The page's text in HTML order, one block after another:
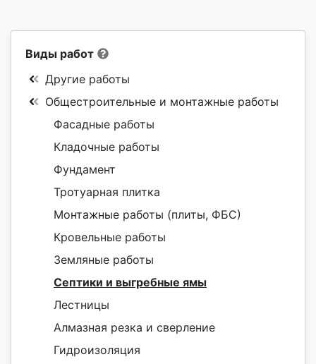
Виды работ
Другие работы
Общестроительные и монтажные работы
Фасадные работы
Кладочные работы
Фундамент
Тротуарная плитка
Монтажные работы (плиты, ФБС)
Кровельные работы
Земляные работы
Септики и выгребные ямы
Лестницы
Алмазная резка и сверление
Гидроизоляция